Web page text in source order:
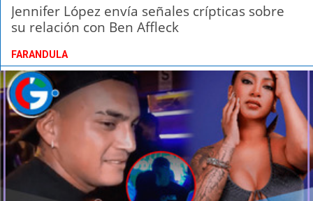
Jennifer López envía señales crípticas sobre
su relación con Ben Affleck
FARANDULA